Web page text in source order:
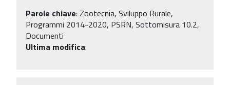
Parole chiave: Zootecnia, Sviluppo Rurale,
Programmi 2014-2020, PSRN, Sottomisura 10.2,
Documenti
Ultima modifica: